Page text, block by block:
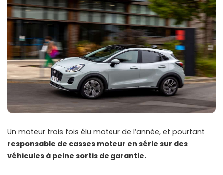
Un moteur trois fois élu moteur de l’année, et pourtant
responsable de casses moteur en série sur des
véhicules à peine sortis de garantie.